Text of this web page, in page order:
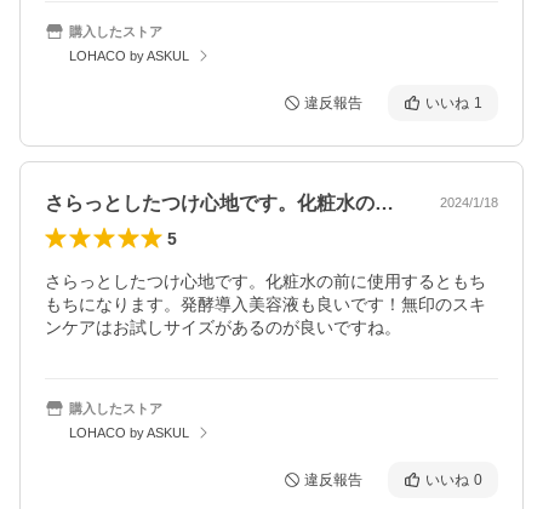
購入したストア
LOHACO by ASKUL
違反報告 いいね 1
さらっとしたつけ心地です。化粧水の前に… 2024/1/18
5
さらっとしたつけ心地です。化粧水の前に使用するともち
もちになります。発酵導入美容液も良いです！無印のスキ
ンケアはお試しサイズがあるのが良いですね。
購入したストア
LOHACO by ASKUL
違反報告 いいね 0